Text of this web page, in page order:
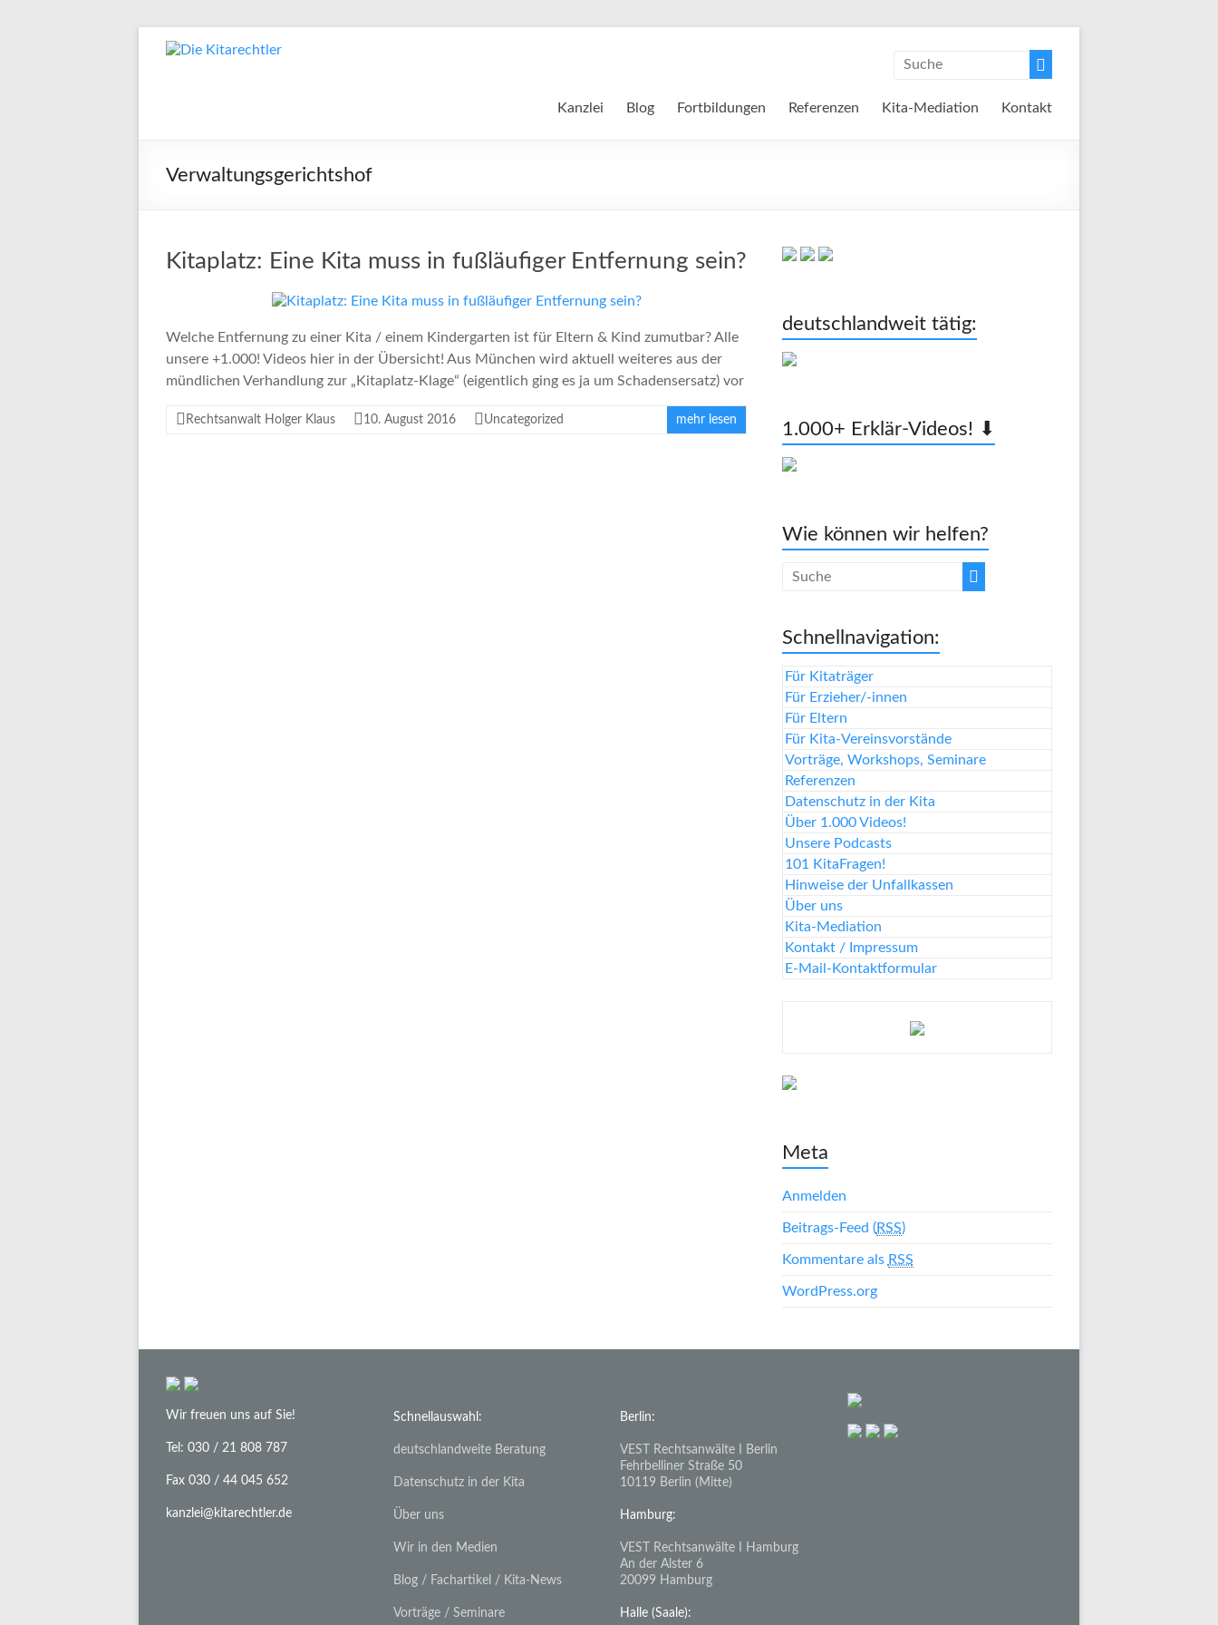
Kanzlei Blog Fortbildungen Referenzen Kita-Mediation Kontakt
Verwaltungsgerichtshof
Kitaplatz: Eine Kita muss in fußläufiger Entfernung sein?
Welche Entfernung zu einer Kita / einem Kindergarten ist für Eltern & Kind zumutbar? Alle
unsere +1.000! Videos hier in der Übersicht! Aus München wird aktuell weiteres aus der
mündlichen Verhandlung zur „Kitaplatz-Klage“ (eigentlich ging es ja um Schadensersatz) vor
Rechtsanwalt Holger Klaus 10. August 2016 Uncategorized mehr lesen
deutschlandweit tätig:
1.000+ Erklär-Videos! ⬇
Wie können wir helfen?
Schnellnavigation:
Für Kitaträger
Für Erzieher/-innen
Für Eltern
Für Kita-Vereinsvorstände
Vorträge, Workshops, Seminare
Referenzen
Datenschutz in der Kita
Über 1.000 Videos!
Unsere Podcasts
101 KitaFragen!
Hinweise der Unfallkassen
Über uns
Kita-Mediation
Kontakt / Impressum
E-Mail-Kontaktformular
Meta
Anmelden
Beitrags-Feed (RSS)
Kommentare als RSS
WordPress.org
Wir freuen uns auf Sie!
Tel: 030 / 21 808 787
Fax 030 / 44 045 652
kanzlei@kitarechtler.de
Schnellauswahl:
deutschlandweite Beratung
Datenschutz in der Kita
Über uns
Wir in den Medien
Blog / Fachartikel / Kita-News
Vorträge / Seminare
Berlin:
VEST Rechtsanwälte I Berlin
Fehrbelliner Straße 50
10119 Berlin (Mitte)
Hamburg:
VEST Rechtsanwälte I Hamburg
An der Alster 6
20099 Hamburg
Halle (Saale):